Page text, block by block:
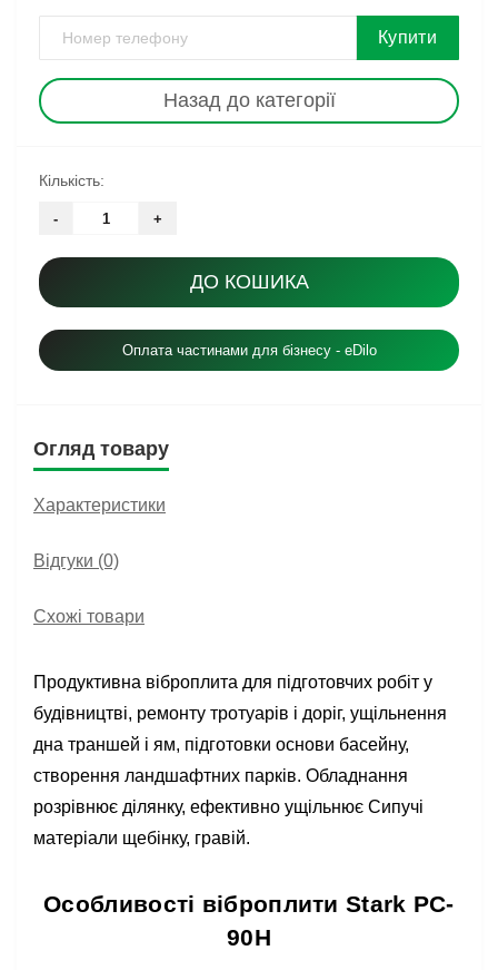
Купити
Назад до категорії
Кількість:
- +
ДО КОШИКА
Оплата частинами для бізнесу - eDilo
Огляд товару
Характеристики
Відгуки (0)
Схожі товари
Продуктивна віброплита для підготовчих робіт у
будівництві, ремонту тротуарів і доріг, ущільнення
дна траншей і ям, підготовки основи басейну,
створення ландшафтних парків. Обладнання
розрівнює ділянку, ефективно ущільнює Сипучі
матеріали щебінку, гравій.
Особливості віброплити Stark PC-
90H